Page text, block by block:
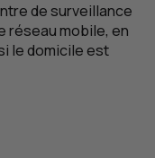
de surveillance
réseau mobile, en
le domicile est